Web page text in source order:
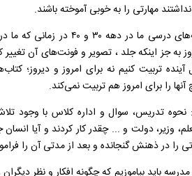
مهارتی را به خوبی آموخته باشند.
روحانی افزود: کتاب‌های
به جز اینکه جلد ، تصویر و فونت‌های آن
برای ۱۲ سال آینده تربیت کنیم نه برای امروز و
را برای امروز هم تربیت نمی‌کند.
تدریس، سوال و اداره کلاس با وجود
دولت و ... چقدر کار کردند و آیا انسان
را در ذهنش گنجانده و بعد از مدتی آن را
باید بیاموزیم که چگونه افکار و نظر